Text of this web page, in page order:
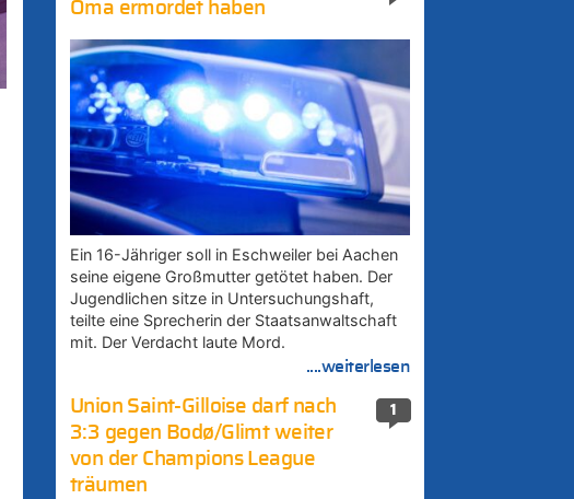
Oma ermordet haben
Ein 16-Jähriger soll in Eschweiler bei Aachen
seine eigene Großmutter getötet haben. Der
Jugendlichen sitze in Untersuchungshaft,
teilte eine Sprecherin der Staatsanwaltschaft
mit. Der Verdacht laute Mord.
....weiterlesen
1
Union Saint-Gilloise darf nach
3:3 gegen Bodø/Glimt weiter
von der Champions League
träumen